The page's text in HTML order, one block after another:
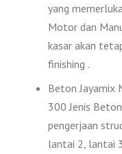
yang
Motor dan
kasar akan
finishing .
Beton Jayamix
300 Jenis
pengerjaan
lantai 2, lantai